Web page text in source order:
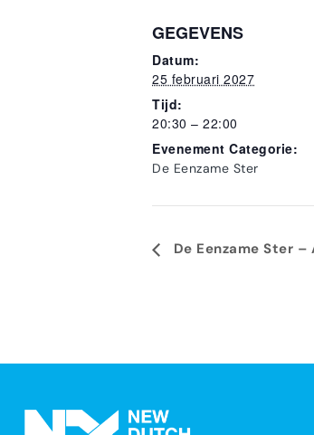
GEGEVENS
Datum:
25 februari 2027
Tijd:
20:30 – 22:00
Evenement Categorie:
De Eenzame Ster
Evenement
De Eenzame Ster